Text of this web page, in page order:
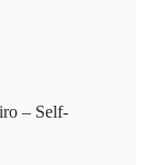
– Self-